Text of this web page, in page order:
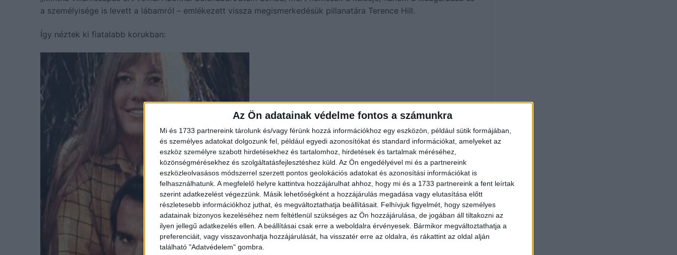
Az Ön adatainak védelme fontos a számunkra
Mi és 1733 partnereink tárolunk és/vagy férünk hozzá információkhoz egy eszközön, például sütik formájában,
és személyes adatokat dolgozunk fel, például egyedi azonosítókat és standard információkat, amelyeket az
eszköz személyre szabott hirdetésekhez és tartalomhoz, hirdetések és tartalmak méréséhez,
közönségmérésekhez és szolgáltatásfejlesztéshez küld. Az Ön engedélyével mi és a partnereink
eszközleolvasásos módszerrel szerzett pontos geolokációs adatokat és azonosítási információkat is
felhasználhatunk. A megfelelő helyre kattintva hozzájárulhat ahhoz, hogy mi és a 1733 partnereink a fent leírtak
szerint adatkezelést végezzünk. Másik lehetőségként a hozzájárulás megadása vagy elutasítása előtt
részletesebb információkhoz juthat, és megváltoztathatja beállításait. Felhívjuk figyelmét, hogy személyes
adatainak bizonyos kezeléséhez nem feltétlenül szükséges az Ön hozzájárulása, de jogában áll tiltakozni az
ilyen jellegű adatkezelés ellen. A beállításai csak erre a weboldalra érvényesek. Bármikor megváltoztathatja a
preferenciáit, vagy visszavonhatja hozzájárulását, ha visszatér erre az oldalra, és rákattint az oldal alján
található "Adatvédelem" gombra.
a személyisége is levett a lábamról – emlékezett vissza megismerkedésük pillanatára Terence Hill.
Így néztek ki fiatalabb korukban: